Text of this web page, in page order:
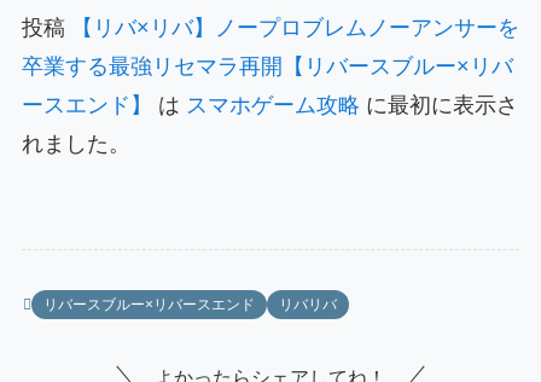
投稿
【リバ×リバ】ノープロブレムノーアンサーを
卒業する最強リセマラ再開【リバースブルー×リバ
ースエンド】
は スマホゲーム攻略 に最初に表示さ
れました。
リバースブルー×リバースエンド リバリバ
よかったらシェアしてね！